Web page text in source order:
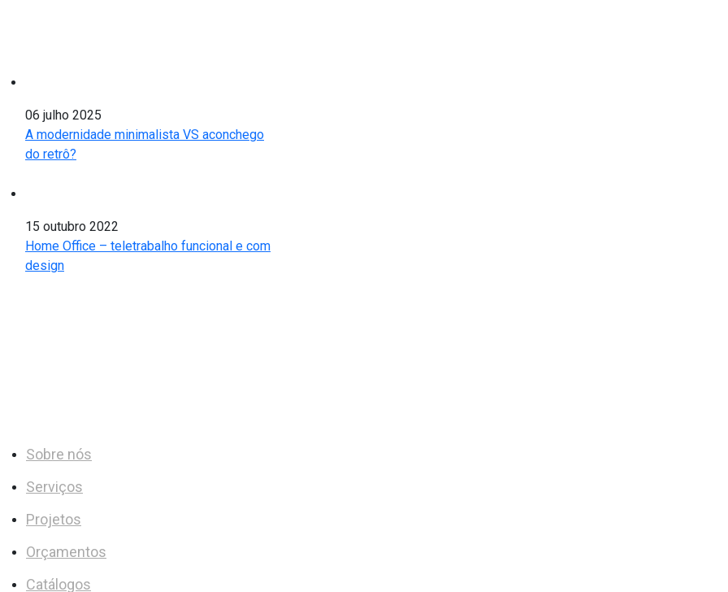
06 julho 2025
A modernidade minimalista VS aconchego
do retrô?
15 outubro 2022
Home Office – teletrabalho funcional e com
design
Sobre nós
Serviços
Projetos
Orçamentos
Catálogos